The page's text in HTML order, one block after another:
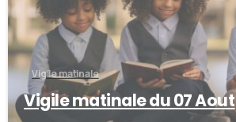
Vigile matinale
Vigile matinale du 07 Aout